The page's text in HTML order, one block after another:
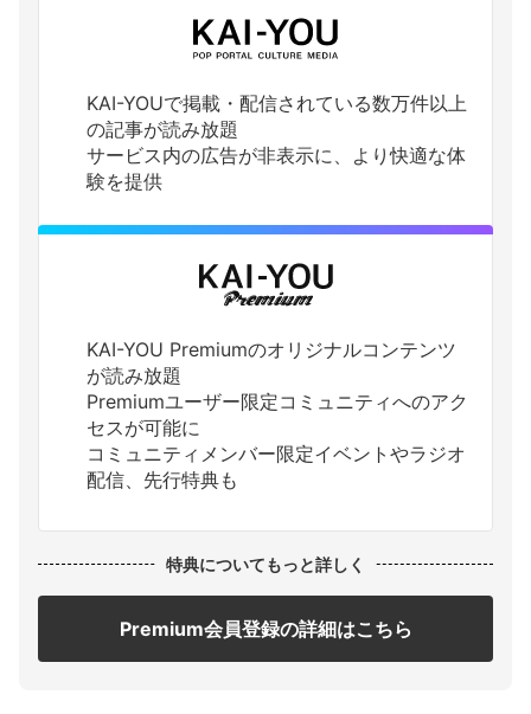
KAI-YOUで掲載・配信されている数万件以上
の記事が読み放題
サービス内の広告が非表示に、より快適な体
験を提供
KAI-YOU Premiumのオリジナルコンテンツ
が読み放題
Premiumユーザー限定コミュニティへのアク
セスが可能に
コミュニティメンバー限定イベントやラジオ
配信、先行特典も
特典についてもっと詳しく
Premium会員登録の詳細はこちら